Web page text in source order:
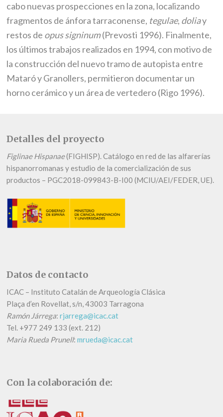
cabo nuevas prospecciones en la zona, localizando
fragmentos de ánfora tarraconense, tegulae, doliay
restos de opus signinum(Prevosti 1996). Finalmente,
los últimos trabajos realizados en 1994, con motivo de
la construcción del nuevo tramo de autopista entre
Mataró y Granollers, permitieron documentar un
horno cerámico y un área de vertedero (Rigo 1996).
Detalles del proyecto
Figlinae Hispanae(FIGHISP). Catálogo en red de las alfarerías
hispanorromanas y estudio de la comercialización de sus
productos – PGC2018-099843-B-I00 (MCIU/AEI/FEDER, UE).
Datos de contacto
ICAC – Instituto Catalán de Arqueología Clásica
Plaça d’en Rovellat, s/n, 43003 Tarragona
Ramón Járrega:rjarrega@icac.cat
Tel. +977 249 133 (ext. 212)
Maria Rueda Prunell:mrueda@icac.cat
Con la colaboración de: